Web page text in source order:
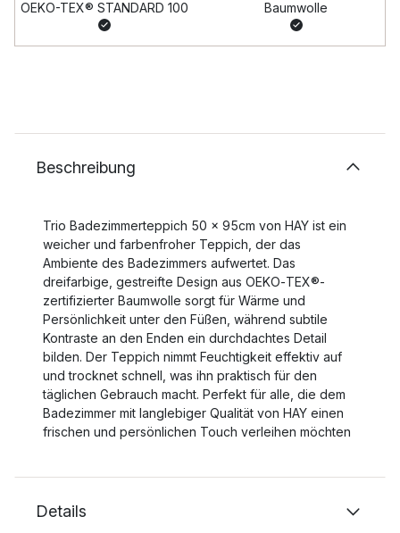
OEKO-TEX® STANDARD 100 Baumwolle
Beschreibung
Trio Badezimmerteppich 50 x 95cm von HAY ist ein
weicher und farbenfroher Teppich, der das
Ambiente des Badezimmers aufwertet. Das
dreifarbige, gestreifte Design aus OEKO‑TEX®-
zertifizierter Baumwolle sorgt für Wärme und
Persönlichkeit unter den Füßen, während subtile
Kontraste an den Enden ein durchdachtes Detail
bilden. Der Teppich nimmt Feuchtigkeit effektiv auf
und trocknet schnell, was ihn praktisch für den
täglichen Gebrauch macht. Perfekt für alle, die dem
Badezimmer mit langlebiger Qualität von HAY einen
frischen und persönlichen Touch verleihen möchten
Details